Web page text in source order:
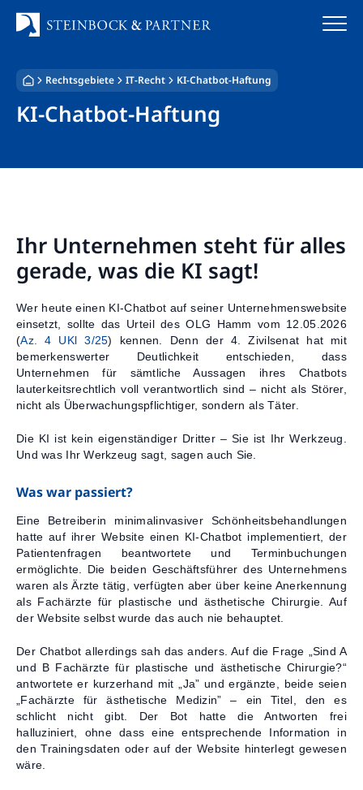
Inhalt
springen
Startseite
Kanzlei
Team
Rechtsgebiete
Steuerberatung
Stellenangebote
Kontakt
Rechtsgebiete IT-Recht KI-Chatbot-Haftung
KI-Chatbot-Haftung
Ihr Unternehmen steht für alles
gerade, was die KI sagt!
Wer heute einen KI-Chatbot auf seiner Unternehmenswebsite
einsetzt, sollte das Urteil des OLG Hamm vom 12.05.2026
(Az. 4 UKl 3/25) kennen. Denn der 4. Zivilsenat hat mit
bemerkenswerter Deutlichkeit entschieden, dass
Unternehmen für sämtliche Aussagen ihres Chatbots
lauterkeitsrechtlich voll verantwortlich sind – nicht als Störer,
nicht als Überwachungspflichtiger, sondern als Täter.
Die KI ist kein eigenständiger Dritter – Sie ist Ihr Werkzeug.
Und was Ihr Werkzeug sagt, sagen auch Sie.
Was war passiert?
Eine Betreiberin minimalinvasiver Schönheitsbehandlungen
hatte auf ihrer Website einen KI-Chatbot implementiert, der
Patientenfragen beantwortete und Terminbuchungen
ermöglichte. Die beiden Geschäftsführer des Unternehmens
waren als Ärzte tätig, verfügten aber über keine Anerkennung
als Fachärzte für plastische und ästhetische Chirurgie. Auf
der Website selbst wurde das auch nie behauptet.
Der Chatbot allerdings sah das anders. Auf die Frage „Sind A
und B Fachärzte für plastische und ästhetische Chirurgie?“
antwortete er kurzerhand mit „Ja” und ergänzte, beide seien
„Fachärzte für ästhetische Medizin” – ein Titel, den es
schlicht nicht gibt. Der Bot hatte die Antworten frei
halluziniert, ohne dass eine entsprechende Information in
den Trainingsdaten oder auf der Website hinterlegt gewesen
wäre.